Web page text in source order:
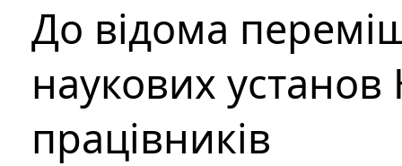
До відома
наукових установ
працівників